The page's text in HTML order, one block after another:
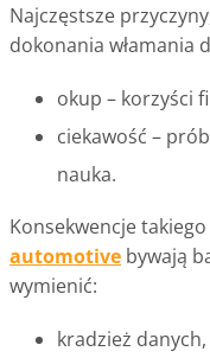
Najczęstsze
dokonania włamania
okup – korzyści
ciekawość –
nauka.
Konsekwencje
automotive bywają
wymienić:
kradzież